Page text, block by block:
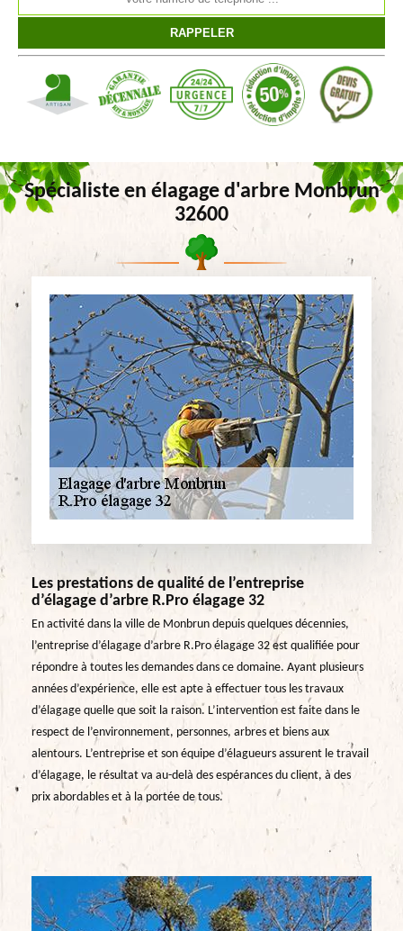
Spécialiste en élagage d'arbre Monbrun
32600
Les prestations de qualité de l’entreprise
d’élagage d’arbre R.Pro élagage 32
En activité dans la ville de Monbrun depuis quelques décennies,
l’entreprise d’élagage d’arbre R.Pro élagage 32 est qualifiée pour
répondre à toutes les demandes dans ce domaine. Ayant plusieurs
années d’expérience, elle est apte à effectuer tous les travaux
d’élagage quelle que soit la raison. L’intervention est faite dans le
respect de l’environnement, personnes, arbres et biens aux
alentours. L’entreprise et son équipe d’élagueurs assurent le travail
d’élagage, le résultat va au-delà des espérances du client, à des
prix abordables et à la portée de tous.